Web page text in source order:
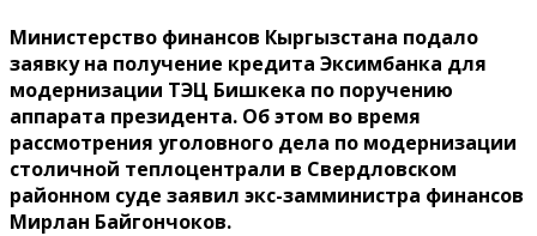
Министерство финансов Кыргызстана подало
заявку на получение кредита Эксимбанка для
модернизации ТЭЦ Бишкека по поручению
аппарата президента. Об этом во время
рассмотрения уголовного дела по модернизации
столичной теплоцентрали в Свердловском
районном суде заявил экс-замминистра финансов
Мирлан Байгончоков.